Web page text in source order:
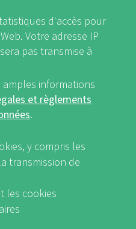
découverte du
européen
pour tous
d'accès pour
Votre adresse IP
pas transmise à
informations
et règlements
.
y compris les
transmission de
les cookies